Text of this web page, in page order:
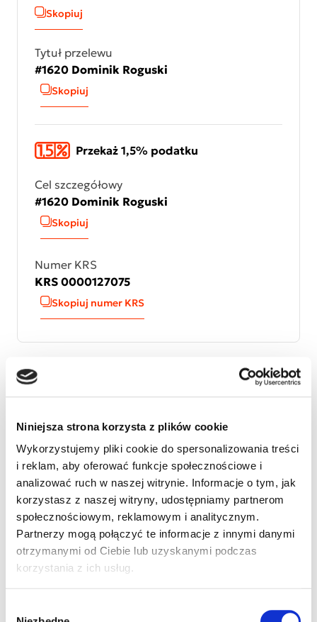
Niniejsza strona korzysta z plików cookie
Wykorzystujemy pliki cookie do spersonalizowania treści
i reklam, aby oferować funkcje społecznościowe i
analizować ruch w naszej witrynie. Informacje o tym, jak
korzystasz z naszej witryny, udostępniamy partnerom
społecznościowym, reklamowym i analitycznym.
Partnerzy mogą połączyć te informacje z innymi danymi
otrzymanymi od Ciebie lub uzyskanymi podczas
korzystania z ich usług.
Skopiuj
Tytuł przelewu
#1620 Dominik Roguski
Skopiuj
Przekaż 1,5% podatku
Cel szczegółowy
#1620 Dominik Roguski
Skopiuj
Numer KRS
KRS 0000127075
Skopiuj numer KRS
Autyzm Dominika zdiagnozowano w kwietniu 2015
oraz darowizn realizujemy część terapii oraz
przeprowadzamy diagnostykę pozostałych schorzeń
które uniemożliwiają mu normalne funkcjonowanie.
Dziękujemy :-).